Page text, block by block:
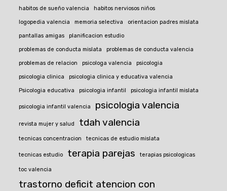
habitos de sueño valencia habitos nerviosos niños
logopedia valencia memoria selectiva orientacion padres mislata
pantallas amigas planificacion estudio
problemas de conducta mislata problemas de conducta valencia
problemas de relacion psicologa valencia psicologia
psicologia clinica psicologia clinica y educativa valencia
Psicologia educativa psicologia infantil psicologia infantil mislata
psicologia infantil valencia psicologia valencia
revista mujer y salud tdah valencia
tecnicas concentracion tecnicas de estudio mislata
tecnicas estudio terapia parejas terapias psicologicas
toc valencia
trastorno deficit atencion con